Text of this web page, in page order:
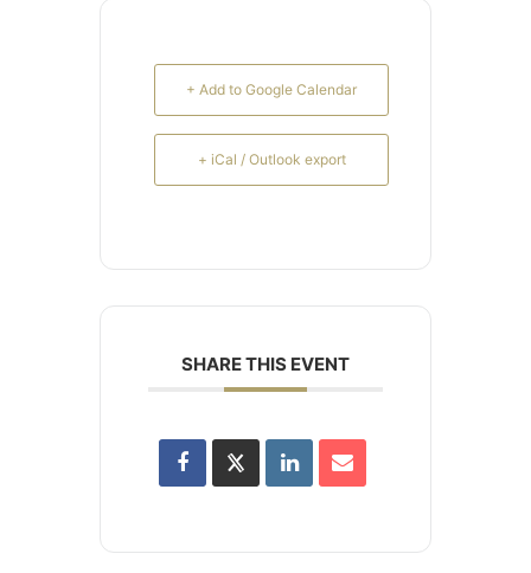
+ Add to Google Calendar
+ iCal / Outlook export
SHARE THIS EVENT